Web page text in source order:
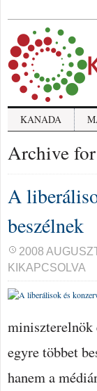
KANADA
Archive for
A
beszélnek
2008
KIKAPCSOLVA
miniszterelnök
egyre többet
hanem a